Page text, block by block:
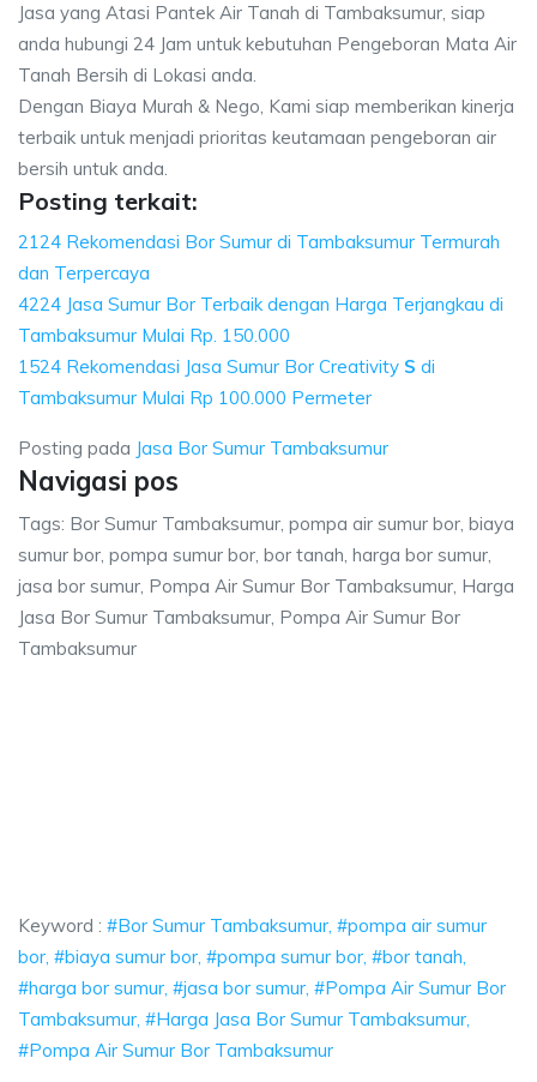
Jasa yang Atasi Pantek Air Tanah di Tambaksumur, siap
anda hubungi 24 Jam untuk kebutuhan Pengeboran Mata Air
Tanah Bersih di Lokasi anda.
Dengan Biaya Murah & Nego, Kami siap memberikan kinerja
terbaik untuk menjadi prioritas keutamaan pengeboran air
bersih untuk anda.
Posting terkait:
2124 Rekomendasi Bor Sumur di Tambaksumur Termurah
dan Terpercaya
4224 Jasa Sumur Bor Terbaik dengan Harga Terjangkau di
Tambaksumur Mulai Rp. 150.000
1524 Rekomendasi Jasa Sumur Bor Creativity S di
Tambaksumur Mulai Rp 100.000 Permeter
Posting pada Jasa Bor Sumur Tambaksumur
Navigasi pos
Tags: Bor Sumur Tambaksumur, pompa air sumur bor, biaya
sumur bor, pompa sumur bor, bor tanah, harga bor sumur,
jasa bor sumur, Pompa Air Sumur Bor Tambaksumur, Harga
Jasa Bor Sumur Tambaksumur, Pompa Air Sumur Bor
Tambaksumur
Keyword : #Bor Sumur Tambaksumur, #pompa air sumur
bor, #biaya sumur bor, #pompa sumur bor, #bor tanah,
#harga bor sumur, #jasa bor sumur, #Pompa Air Sumur Bor
Tambaksumur, #Harga Jasa Bor Sumur Tambaksumur,
#Pompa Air Sumur Bor Tambaksumur